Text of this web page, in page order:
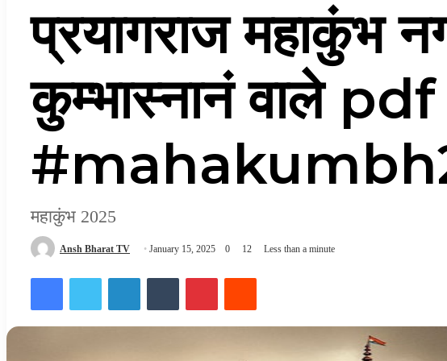
प्रयागराज महाकुंभ
कुम्भास्नानं वाले
महाकुंभ 2025
Ansh Bharat TV January 15, 2025 0 12 Less than a minute
FacebookTwitterLinkedInTumblrPinterestReddit